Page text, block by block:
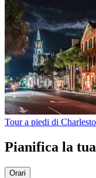
Tour a piedi di
Pianifica la
Orari